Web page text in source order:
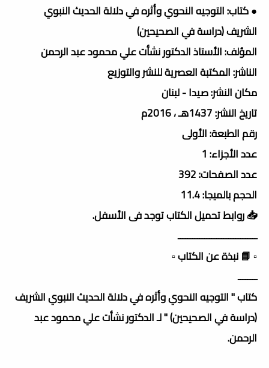
● كتاب: التوجيه النحوي وأثره في دلالة الحديث النبوي
الشريف (دراسة في الصحيحين)
المؤلف: الأستاذ الدكتور نشأت علي محمود عبد الرحمن
الناشر: المكتبة العصرية للنشر والتوزيع
مكان النشر: صيدا - لبنان
تاريخ النشر: 1437هـ ، 2016م
رقم الطبعة: الأولى
عدد الأجزاء: 1
عدد الصفحات: 392
الحجم بالميجا: 11.4
📥 روابط تحميل الكتاب توجد فى الأسفل.
ـــــــــــــــــــــــــــــــــ
▫️ 📘 نبذة عن الكتاب ▫️
ــــــــ
كتاب " التوجيه النحوي وأثره في دلالة الحديث النبوي الشريف
(دراسة في الصحيحين) " لـ الدكتور نشأت علي محمود عبد
الرحمن.